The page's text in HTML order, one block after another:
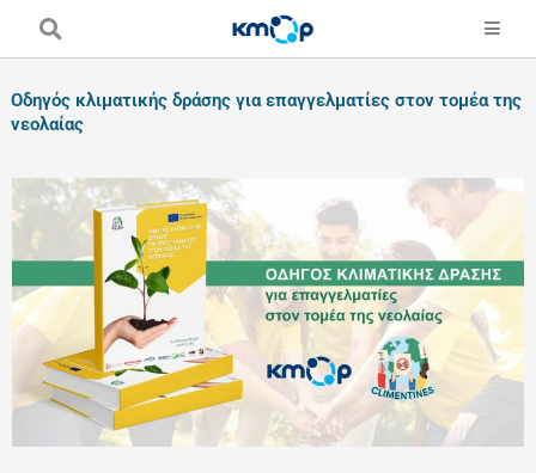
Οδηγός κλιματικής δράσης για επαγγελματίες στον τομέα της
νεολαίας